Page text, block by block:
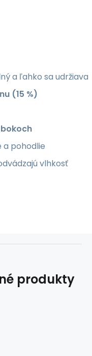
a ľahko sa udržiava
(15 %)
a pohodlie
vlhkosť
produkty